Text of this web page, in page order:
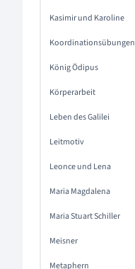
Kasimir und Karoline
Koordinationsübungen
König Ödipus
Körperarbeit
Leben des Galilei
Leitmotiv
Leonce und Lena
Maria Magdalena
Maria Stuart Schiller
Meisner
Metaphern